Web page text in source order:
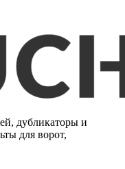
дубликаторы и
для ворот,